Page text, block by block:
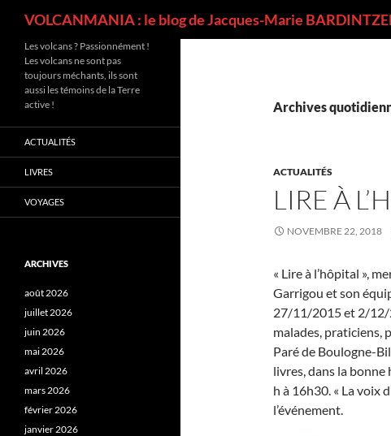
VOLCANMANIA : le blog de Jacques-Marie
Archives
ACTUALITÉS
LIRE À
NOVEMBRE 22, 2018
« Lire à l’hôpital »,
Garrigou et son
27/11/2015 et 2/12/
malades, praticiens,
Paré de Boulogne-
livres, dans la bonne
h à 16h30. « La voix
l’événement.
Les volcans ? Passionnément !
Les volcans ne sont pas
toujours méchants, ils sont
aussi les témoins de la Terre
active !
ACTUALITÉS
LIVRES
VOYAGES
ARCHIVES
août 2026
juillet 2026
juin 2026
mai 2026
avril 2026
mars 2026
février 2026
janvier 2026